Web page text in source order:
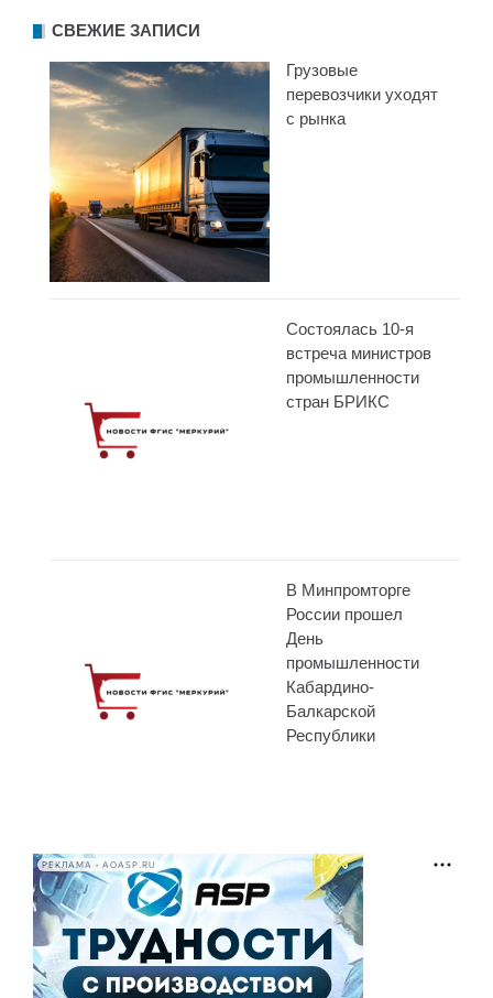
СВЕЖИЕ ЗАПИСИ
Грузовые
перевозчики уходят
с рынка
Состоялась 10-я
встреча министров
промышленности
стран БРИКС
В Минпромторге
России прошел
День
промышленности
Кабардино-
Балкарской
Республики
РЕКЛАМА • AOASP.RU